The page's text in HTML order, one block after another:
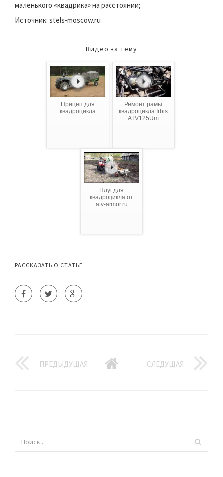
маленького «квадрика» на расстоянии;
Источник: stels-moscow.ru
Видео на тему
Прицеп для
квадроцикла
Ремонт рамы
квадроцикла Irbis
ATV125Um
Плуг для
квадроцикла от
atv-armor.ru
РАССКАЗАТЬ О СТАТЬЕ
ПРЕДЫДУЩАЯ СЛЕДУЩАЯ